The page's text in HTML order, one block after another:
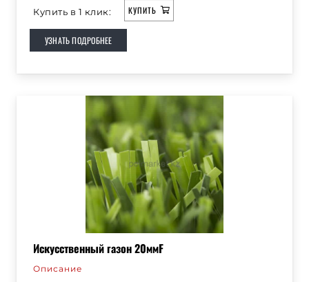
Купить в 1 клик: КУПИТЬ
УЗНАТЬ ПОДРОБНЕЕ
Искусственный газон 20ммF
Описание